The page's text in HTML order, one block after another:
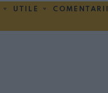
UTILE COMENTARII